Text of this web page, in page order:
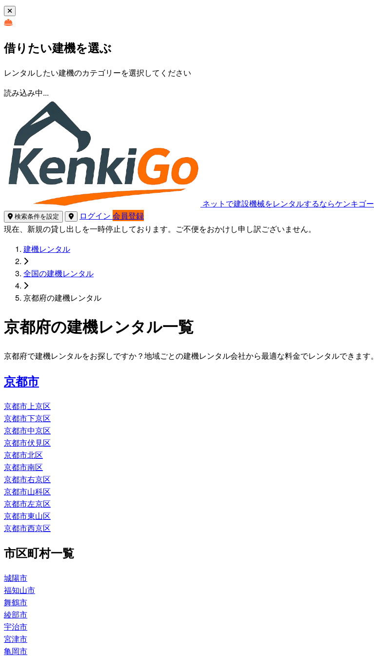
借りたい建機を選ぶ
レンタルしたい建機のカテゴリーを選択してください
読み込み中...
ネットで建設機械をレンタルするならケンキゴー
検索条件を設定 ログイン 会員登録
現在、新規の貸し出しを一時停止しております。ご不便をおかけし申し訳ございません。
建機レンタル
全国の建機レンタル
京都府の建機レンタル
京都府の建機レンタル一覧
京都府で建機レンタルをお探しですか？地域ごとの建機レンタル会社から最適な料金でレンタルできます。
京都市
京都市上京区
京都市下京区
京都市中京区
京都市伏見区
京都市北区
京都市南区
京都市右京区
京都市山科区
京都市左京区
京都市東山区
京都市西京区
市区町村一覧
城陽市
福知山市
舞鶴市
綾部市
宇治市
宮津市
亀岡市